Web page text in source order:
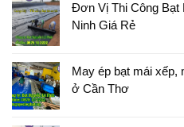
Đơn Vị Thi Công
Ninh Giá Rẻ
May ép bạt mái xếp,
ở Cần Thơ